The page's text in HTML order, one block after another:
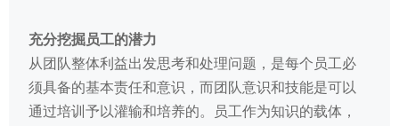
充分挖掘员工的潜力
从团队整体利益出发思考和处理问题，是每个员工必
须具备的基本责任和意识，而团队意识和技能是可以
通过培训予以灌输和培养的。员工作为知识的载体，